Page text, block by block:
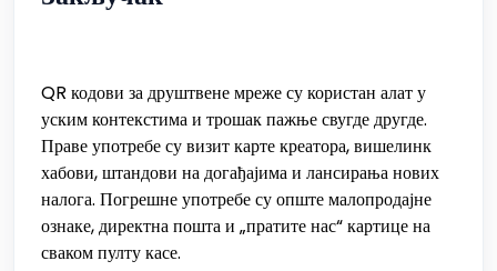
QR кодови за друштвене мреже су користан алат у
уским контекстима и трошак пажње свугде другде.
Праве употребе су визит карте креатора, вишелинк
хабови, штандови на догађајима и лансирања нових
налога. Погрешне употребе су опште малопродајне
ознаке, директна пошта и „пратите нас“ картице на
сваком пулту касе.